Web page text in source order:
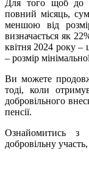
Для того щоб до
повний місяць,
меншою від
визначається як
квітня 2024 року
– розмір
Ви можете
тоді, коли
добровільного
пенсії.
Ознайомитись з
добровільну